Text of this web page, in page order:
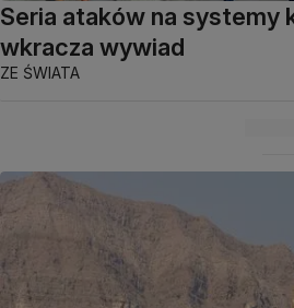
Seria ataków na systemy
wkracza wywiad
ZE ŚWIATA